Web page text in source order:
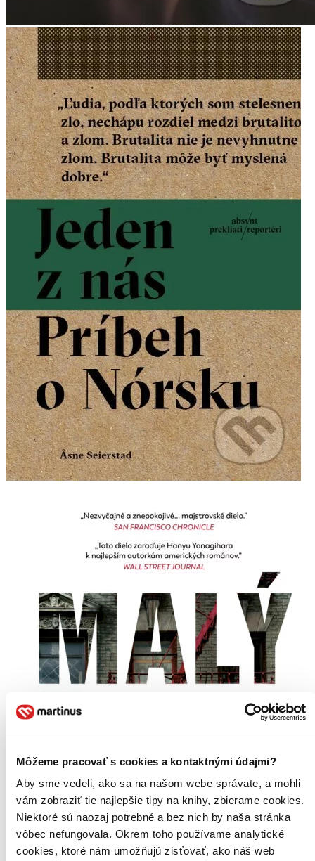
Môžeme pracovať s cookies a kontaktnými údajmi?
Aby sme vedeli, ako sa na našom webe správate, a mohli
vám zobraziť tie najlepšie tipy na knihy, zbierame cookies.
Niektoré sú naozaj potrebné a bez nich by naša stránka
vôbec nefungovala. Okrem toho používame analytické
cookies, ktoré nám umožňujú zisťovať, ako náš web